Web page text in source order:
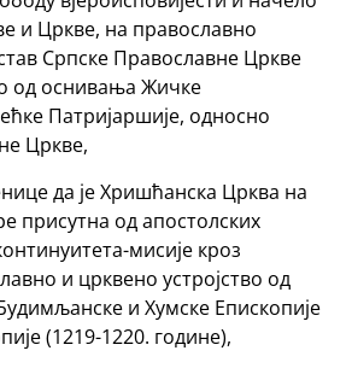
и Цркве, на православно
Српске Православне Цркве
од оснивања Жичке
Патријаршије, односно
Цркве,
да је Хришћанска Црква на
присутна од апостолских
мисије кроз
и црквено устројство од
и Хумске Епископије
(1219-1220. године),